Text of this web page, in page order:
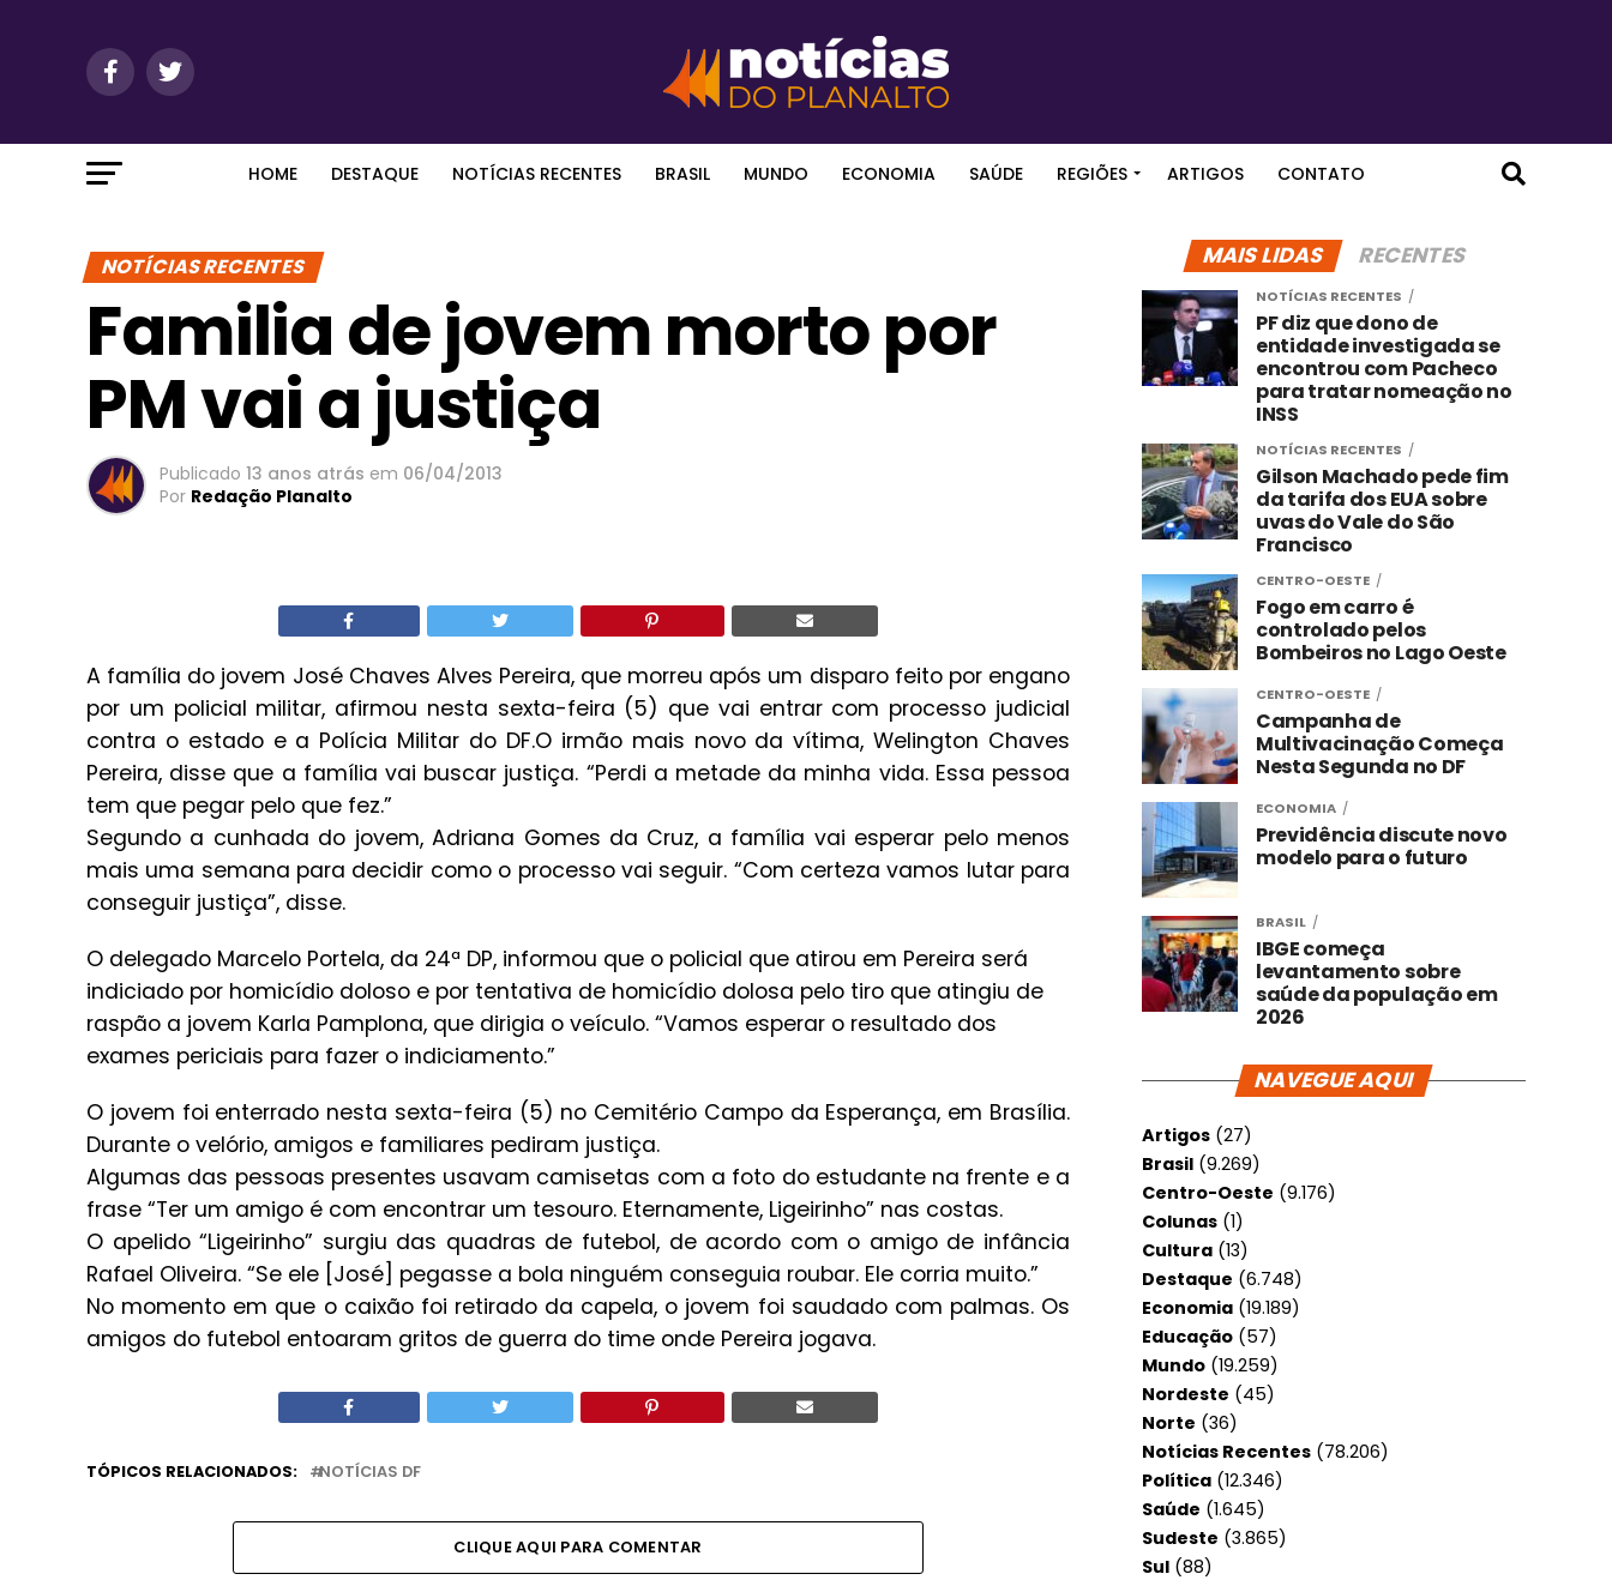
HOME DESTAQUE NOTÍCIAS RECENTES BRASIL MUNDO ECONOMIA SAÚDE REGIÕES ARTIGOS CONTATO
NOTÍCIAS RECENTES
Familia de jovem morto por
PM vai a justiça
Publicado 13 anos atrás em 06/04/2013
Por Redação Planalto
A família do jovem José Chaves Alves Pereira, que morreu após um disparo feito por engano
por um policial militar, afirmou nesta sexta-feira (5) que vai entrar com processo judicial
contra o estado e a Polícia Militar do DF.O irmão mais novo da vítima, Welington Chaves
Pereira, disse que a família vai buscar justiça. “Perdi a metade da minha vida. Essa pessoa
tem que pegar pelo que fez.”
Segundo a cunhada do jovem, Adriana Gomes da Cruz, a família vai esperar pelo menos
mais uma semana para decidir como o processo vai seguir. “Com certeza vamos lutar para
conseguir justiça”, disse.
O delegado Marcelo Portela, da 24ª DP, informou que o policial que atirou em Pereira será
indiciado por homicídio doloso e por tentativa de homicídio dolosa pelo tiro que atingiu de
raspão a jovem Karla Pamplona, que dirigia o veículo. “Vamos esperar o resultado dos
exames periciais para fazer o indiciamento.”
O jovem foi enterrado nesta sexta-feira (5) no Cemitério Campo da Esperança, em Brasília.
Durante o velório, amigos e familiares pediram justiça.
Algumas das pessoas presentes usavam camisetas com a foto do estudante na frente e a
frase “Ter um amigo é com encontrar um tesouro. Eternamente, Ligeirinho” nas costas.
O apelido “Ligeirinho” surgiu das quadras de futebol, de acordo com o amigo de infância
Rafael Oliveira. “Se ele [José] pegasse a bola ninguém conseguia roubar. Ele corria muito.”
No momento em que o caixão foi retirado da capela, o jovem foi saudado com palmas. Os
amigos do futebol entoaram gritos de guerra do time onde Pereira jogava.
TÓPICOS RELACIONADOS: NOTÍCIAS DF
CLIQUE AQUI PARA COMENTAR
MAIS LIDAS RECENTES
NOTÍCIAS RECENTES
PF diz que dono de
entidade investigada se
encontrou com Pacheco
para tratar nomeação no
INSS
NOTÍCIAS RECENTES
Gilson Machado pede fim
da tarifa dos EUA sobre
uvas do Vale do São
Francisco
CENTRO-OESTE
Fogo em carro é
controlado pelos
Bombeiros no Lago Oeste
CENTRO-OESTE
Campanha de
Multivacinação Começa
Nesta Segunda no DF
ECONOMIA
Previdência discute novo
modelo para o futuro
BRASIL
IBGE começa
levantamento sobre
saúde da população em
2026
NAVEGUE AQUI
Artigos (27)
Brasil (9.269)
Centro-Oeste (9.176)
Colunas (1)
Cultura (13)
Destaque (6.748)
Economia (19.189)
Educação (57)
Mundo (19.259)
Nordeste (45)
Norte (36)
Notícias Recentes (78.206)
Política (12.346)
Saúde (1.645)
Sudeste (3.865)
Sul (88)